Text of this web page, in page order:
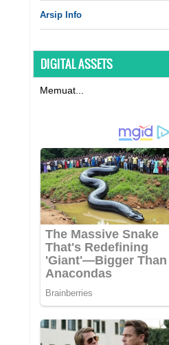
Arsip Info
DIGITAL ASSETS
Memuat...